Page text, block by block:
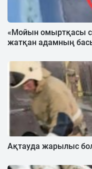
«Мойын омыртқасы
жатқан адамның
Ақтауда жарылыс